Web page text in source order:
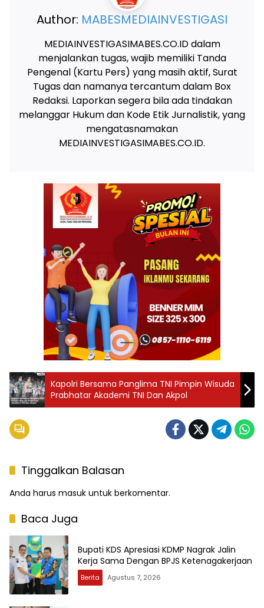
Author: MABESMEDIAINVESTIGASI
MEDIAINVESTIGASIMABES.CO.ID dalam
menjalankan tugas, wajib memiliki Tanda
Pengenal (Kartu Pers) yang masih aktif, Surat
Tugas dan namanya tercantum dalam Box
Redaksi. Laporkan segera bila ada tindakan
melanggar Hukum dan Kode Etik Jurnalistik, yang
mengatasnamakan
MEDIAINVESTIGASIMABES.CO.ID.
Kapolri Bersama Panglima TNI Pimpin Wisuda
Prabhatar Akademi TNI Dan Akpol
Tinggalkan Balasan
Anda harus masuk untuk berkomentar.
Baca Juga
Bupati KDS Apresiasi KDMP Nagrak Jalin
Kerja Sama Dengan BPJS Ketenagakerjaan
Berita Agustus 7, 2026